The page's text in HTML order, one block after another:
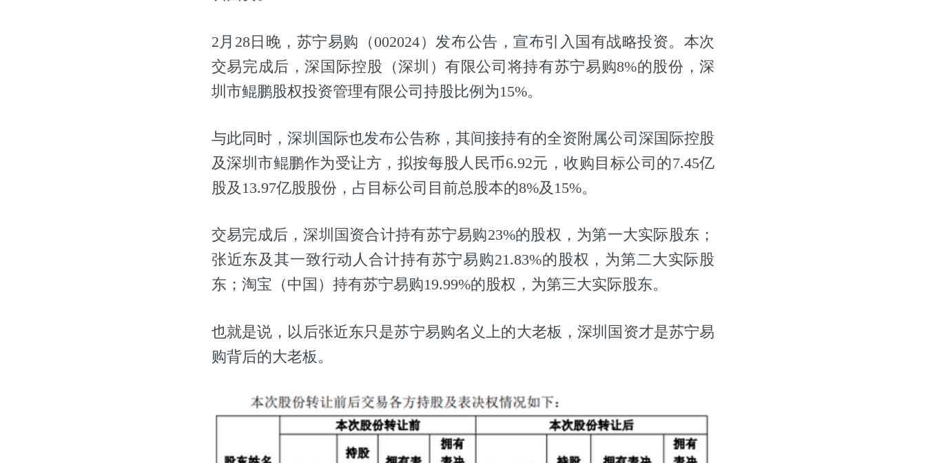
2月28日晚，苏宁易购（002024）发布公告，宣布引入国有战略投资。本次
交易完成后，深国际控股（深圳）有限公司将持有苏宁易购8%的股份，深
圳市鲲鹏股权投资管理有限公司持股比例为15%。
与此同时，深圳国际也发布公告称，其间接持有的全资附属公司深国际控股
及深圳市鲲鹏作为受让方，拟按每股人民币6.92元，收购目标公司的7.45亿
股及13.97亿股股份，占目标公司目前总股本的8%及15%。
交易完成后，深圳国资合计持有苏宁易购23%的股权，为第一大实际股东；
张近东及其一致行动人合计持有苏宁易购21.83%的股权，为第二大实际股
东；淘宝（中国）持有苏宁易购19.99%的股权，为第三大实际股东。
也就是说，以后张近东只是苏宁易购名义上的大老板，深圳国资才是苏宁易
购背后的大老板。